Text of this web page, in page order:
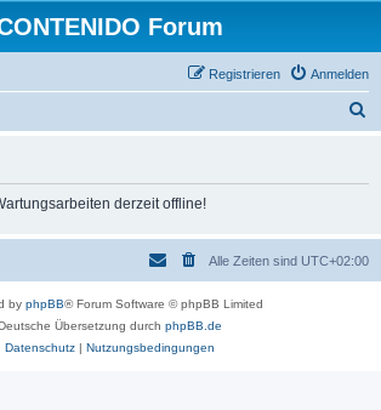
Forum
Anmelden
Registrieren
derzeit offline!
Alle Zeiten sind UTC+02:00
by phpBB® Forum Software © phpBB Limited
Übersetzung durch phpBB.de
Datenschutz| Nutzungsbedingungen